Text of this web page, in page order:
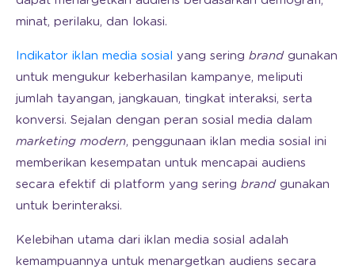
minat, perilaku, dan lokasi.
Indikator iklan media sosial yang sering brand gunakan
untuk mengukur keberhasilan kampanye, meliputi
jumlah tayangan, jangkauan, tingkat interaksi, serta
konversi. Sejalan dengan peran sosial media dalam
marketing modern, penggunaan iklan media sosial ini
memberikan kesempatan untuk mencapai audiens
secara efektif di platform yang sering brand gunakan
untuk berinteraksi.
Kelebihan utama dari iklan media sosial adalah
kemampuannya untuk menargetkan audiens secara